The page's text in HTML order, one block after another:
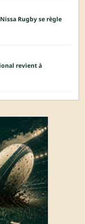
Rugby se règle
revient à